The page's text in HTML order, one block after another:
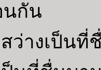
นกัน
างเป็น